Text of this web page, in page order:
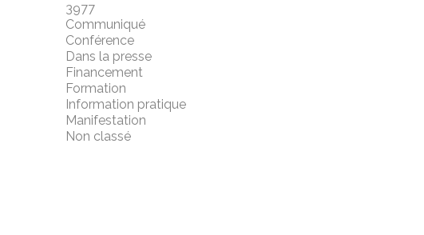
3977
Communiqué
Conférence
Dans la presse
Financement
Formation
Information pratique
Manifestation
Non classé